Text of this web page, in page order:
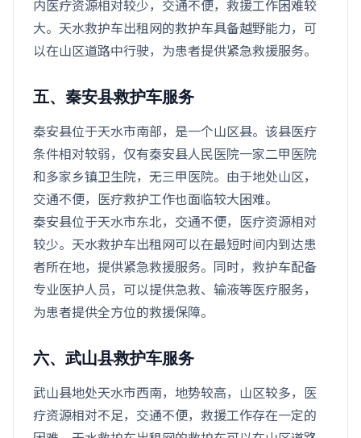
内医疗资源相对较少，交通不便，救援工作困难较
大。天水救护车出租网的救护车具备越野能力，可
以在山区道路中行驶，为患者提供紧急救援服务。
五、秦安县救护车服务
秦安县位于天水市南部，是一个山区县。该县医疗
条件相对较弱，仅有秦安县人民医院一家二甲医院
和多家乡镇卫生院，无三甲医院。由于地处山区，
交通不便，医疗救护工作也面临较大困难。
秦安县位于天水市东北，交通不便，医疗资源相对
较少。天水救护车出租网可以在最短时间内到达患
者所在地，提供紧急救援服务。同时，救护车配备
专业医护人员，可以提供急救、输液等医疗服务，
为患者提供全方位的救援保障。
六、武山县救护车服务
武山县地处天水市西南，地势较高，山区较多，医
疗资源相对不足，交通不便，救援工作存在一定的